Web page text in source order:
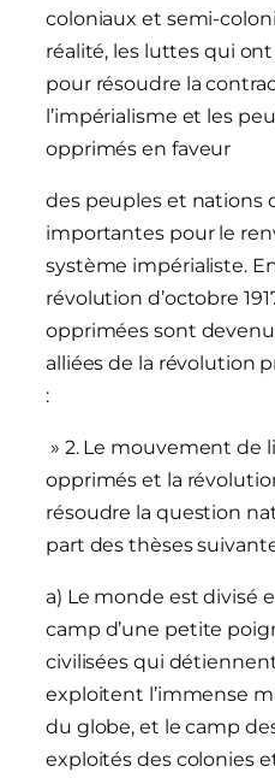
coloniaux et semi-
réalité, les luttes qui
pour résoudre la
l’impérialisme et les
opprimés en faveur
des peuples et nations
importantes pour le
système impérialiste.
révolution d’octobre
opprimées sont
alliées de la révolution
:
» 2. Le mouvement de
opprimés et la
résoudre la question
part des thèses
a) Le monde est divisé
camp d’une petite
civilisées qui
exploitent l’immense
du globe, et le camp
exploités des colonies